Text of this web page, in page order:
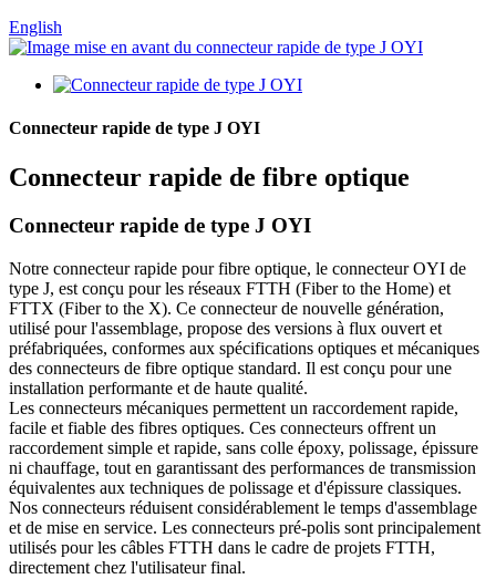
English
Connecteur rapide de type J OYI
Connecteur rapide de fibre optique
Connecteur rapide de type J OYI
Notre connecteur rapide pour fibre optique, le connecteur OYI de
type J, est conçu pour les réseaux FTTH (Fiber to the Home) et
FTTX (Fiber to the X). Ce connecteur de nouvelle génération,
utilisé pour l'assemblage, propose des versions à flux ouvert et
préfabriquées, conformes aux spécifications optiques et mécaniques
des connecteurs de fibre optique standard. Il est conçu pour une
installation performante et de haute qualité.
Les connecteurs mécaniques permettent un raccordement rapide,
facile et fiable des fibres optiques. Ces connecteurs offrent un
raccordement simple et rapide, sans colle époxy, polissage, épissure
ni chauffage, tout en garantissant des performances de transmission
équivalentes aux techniques de polissage et d'épissure classiques.
Nos connecteurs réduisent considérablement le temps d'assemblage
et de mise en service. Les connecteurs pré-polis sont principalement
utilisés pour les câbles FTTH dans le cadre de projets FTTH,
directement chez l'utilisateur final.